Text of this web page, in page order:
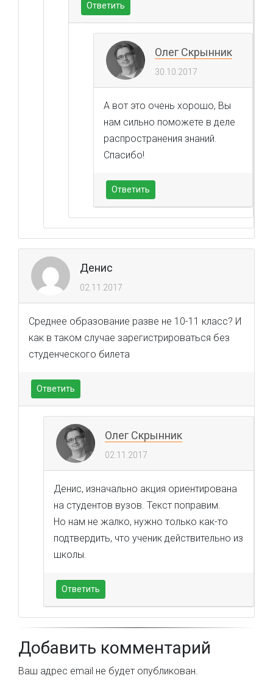
Ответить
Олег Скрынник
30.10.2017
А вот это очень хорошо, Вы
нам сильно поможете в деле
распространения знаний.
Спасибо!
Ответить
Денис
02.11.2017
Среднее образование разве не 10-11 класс? И
как в таком случае зарегистрироваться без
студенческого билета
Ответить
Олег Скрынник
02.11.2017
Денис, изначально акция ориентирована
на студентов вузов. Текст поправим.
Но нам не жалко, нужно только как-то
подтвердить, что ученик действительно из
школы.
Ответить
Добавить комментарий
Ваш адрес email не будет опубликован.